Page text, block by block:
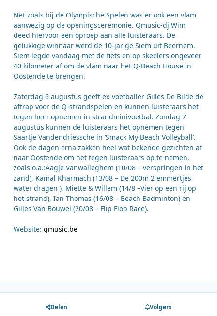
Net zoals bij de Olympische Spelen was er ook een vlam
aanwezig op de openingsceremonie. Qmusic-dj Wim
deed hiervoor een oproep aan alle luisteraars. De
gelukkige winnaar werd de 10-jarige Siem uit Beernem.
Siem legde vandaag met de fiets en op skeelers ongeveer
40 kilometer af om de vlam naar het Q-Beach House in
Oostende te brengen.
Zaterdag 6 augustus geeft ex-voetballer Gilles De Bilde de
aftrap voor de Q-strandspelen en kunnen luisteraars het
tegen hem opnemen in strandminivoetbal. Zondag 7
augustus kunnen de luisteraars het opnemen tegen
Saartje Vandendriessche in ‘Smack My Beach Volleyball’.
Ook de dagen erna zakken heel wat bekende gezichten af
naar Oostende om het tegen luisteraars op te nemen,
zoals o.a.:Aagje Vanwalleghem (10/08 – verspringen in het
zand), Kamal Kharmach (13/08 – De 200m 2 emmertjes
water dragen ), Miette & Willem (14/8 –Vier op een rij op
het strand), Ian Thomas (16/08 – Beach Badminton) en
Gilles Van Bouwel (20/08 – Flip Flop Race).
Website: qmusic.be
Delen Volgers